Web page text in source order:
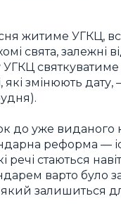
житиме УГКЦ,
свята, залежні
святкуватиме
які змінюють
до уже виданого
реформа —
стаються
варто було
залишиться для